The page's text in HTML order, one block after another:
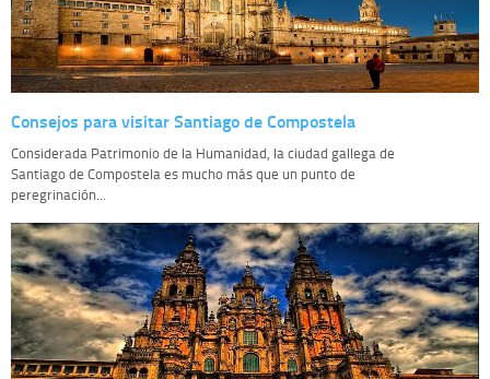
Consejos para visitar Santiago de Compostela
Considerada Patrimonio de la Humanidad, la ciudad gallega de
Santiago de Compostela es mucho más que un punto de
peregrinación...